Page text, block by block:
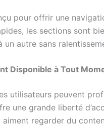
pour offrir une
les sections sont
un autre sans
Disponible à Tout
utilisateurs peuvent
une grande liberté
aiment regarder du